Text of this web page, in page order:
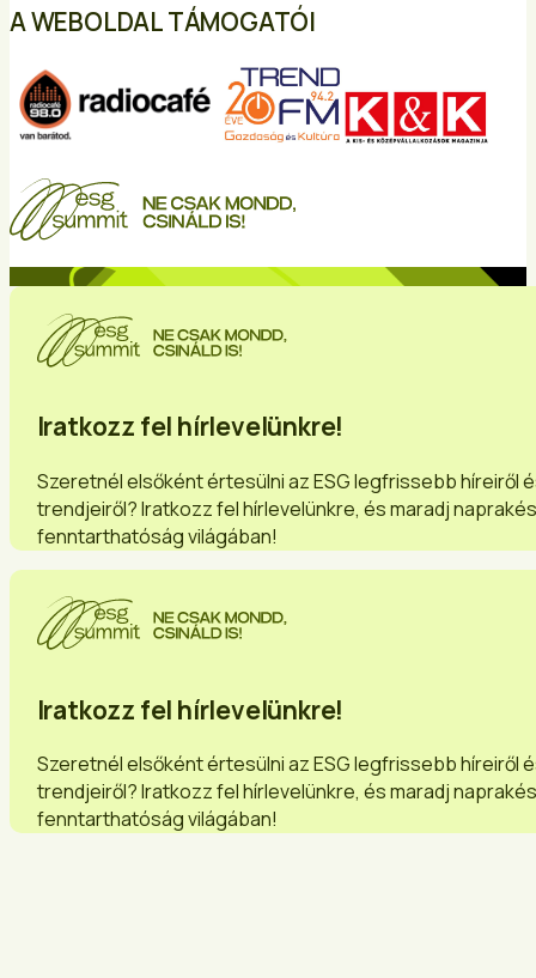
A WEBOLDAL TÁMOGATÓI
Iratkozz fel hírlevelünkre!
Szeretnél elsőként értesülni az ESG legfrissebb híreiről
trendjeiről? Iratkozz fel hírlevelünkre, és maradj
fenntarthatóság világában!
Iratkozz fel hírlevelünkre!
Szeretnél elsőként értesülni az ESG legfrissebb híreiről
trendjeiről? Iratkozz fel hírlevelünkre, és maradj
fenntarthatóság világában!